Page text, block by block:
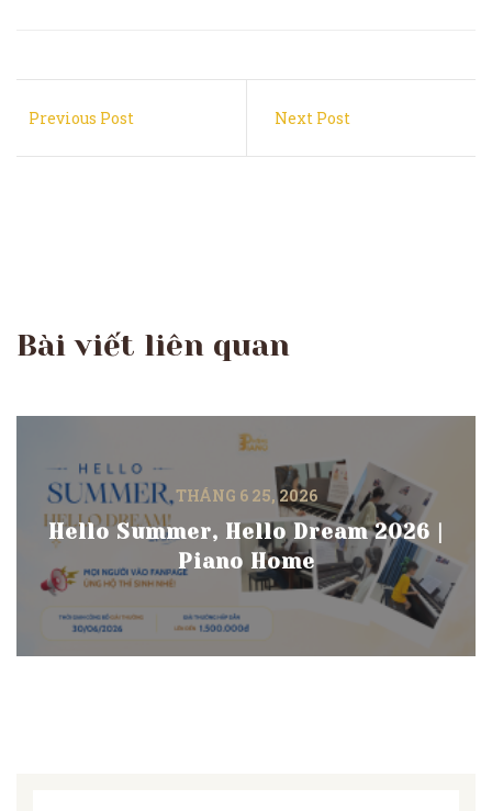
Previous Post Next Post
Bài viết liên quan
THÁNG 6 25, 2026
Hello Summer, Hello Dream 2026 |
Piano Home